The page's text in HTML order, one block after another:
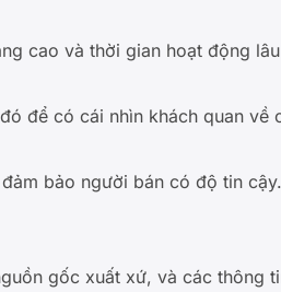
cao và thời gian hoạt động
để có cái nhìn khách quan về
bảo người bán có độ tin cậy.
gốc xuất xứ, và các thông